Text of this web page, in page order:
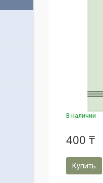
В наличии
400 ₸
Купить